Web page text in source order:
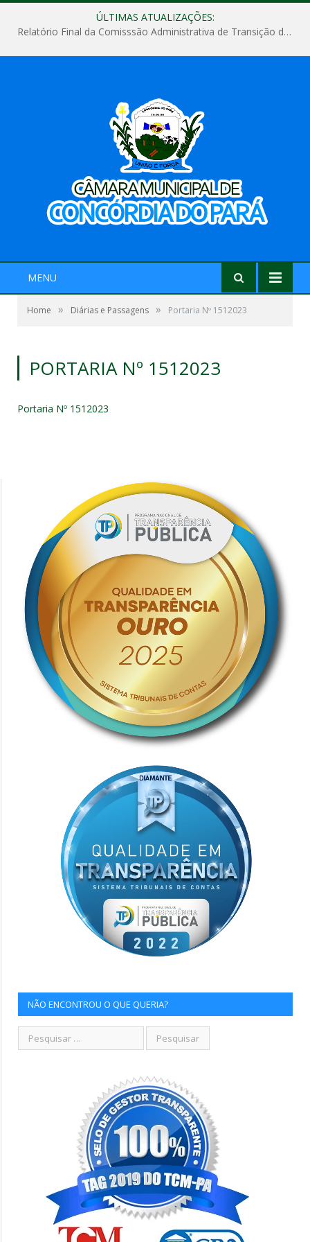
ÚLTIMAS ATUALIZAÇÕES:
Relatório Final da Comisssão Administrativa de Transição de Mandato do Poder Legislativo do Município de Concórdia do Pará
MENU
Home » Diárias e Passagens » Portaria Nº 1512023
PORTARIA Nº 1512023
Portaria Nº 1512023
NÃO ENCONTROU O QUE QUERIA?